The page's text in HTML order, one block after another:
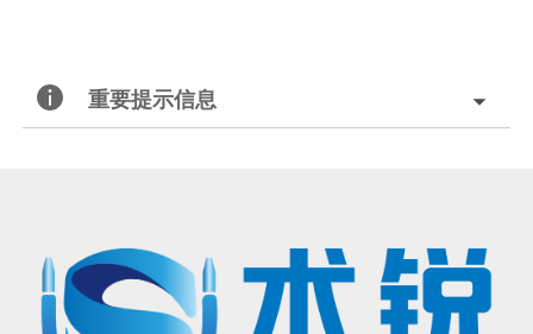
重要提示信息
的手术操作，请联系北京术锐 机器人股份 有限公司，参加术锐的官方培训计划。患者若想参加术锐 机器人的
注册临床试验，请联系术锐官方合作医院，咨询医生，以确定是否适合术锐®机器人的手术。医生和患者应仔